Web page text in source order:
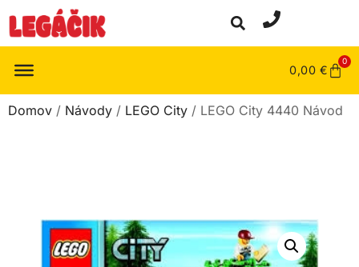
0,00 €
0
Domov / Návody / LEGO City / LEGO City 4440 Návod